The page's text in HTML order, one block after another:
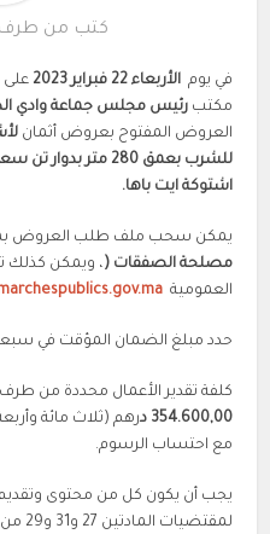
كتب من طرف
في يومالأربعاء 22 فبراير 2023 على
مكتبرئيس مجلس جماعة وادي
العروض المفتوح بعروض أثمان
للشرب بعمق 280 متر
اشتوكة ايت باها.
يمكن سحب ملف طلب العروض
مصلحة الصفقات(، ويمكن كذلك
العمومية
حدد مبلغ الضمان المؤقت في سبعة آلاف درهم
كلفة تقدير الأعمال محددة من
354.600,00 درهم (ثلاث مائة
مع احتساب الرسوم.
يجب أن يكون كل من محتوى